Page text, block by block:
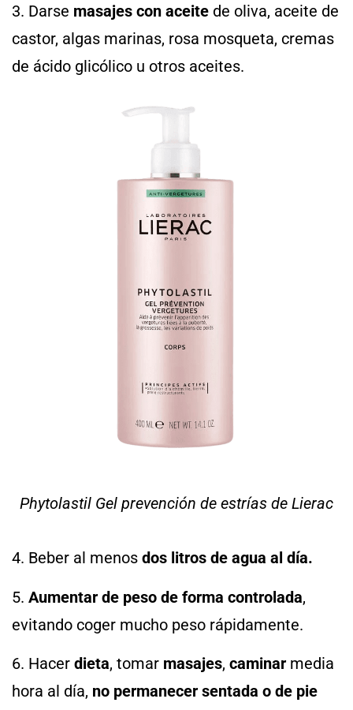
3. Darse masajes con aceite de oliva, aceite de
castor, algas marinas, rosa mosqueta, cremas
de ácido glicólico u otros aceites.
Phytolastil Gel prevención de estrías de Lierac
4. Beber al menos dos litros de agua al día.
5. Aumentar de peso de forma controlada,
evitando coger mucho peso rápidamente.
6. Hacer dieta, tomar masajes, caminar media
hora al día, no permanecer sentada o de pie